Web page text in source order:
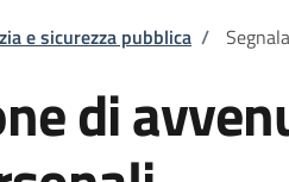
e sicurezza pubblica /
di